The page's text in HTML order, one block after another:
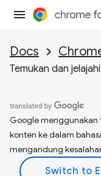
Docs
Temukan dan
Google menggunakan
konten ke dalam
mengandung